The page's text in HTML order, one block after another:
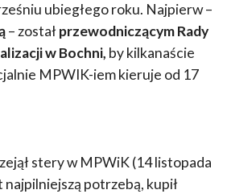
ubiegłego roku. Najpierw –
– został przewodniczącym Rady
w Bochni, by kilkanaście
MPWIK-iem kieruje od 17
stery w MPWiK (14 listopada
potrzebą, kupił